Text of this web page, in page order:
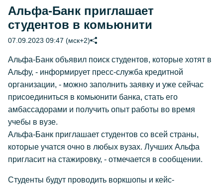
Альфа-Банк приглашает
студентов в комьюнити
07.09.2023 09:47 (мск+2)
Альфа-Банк объявил поиск студентов, которые хотят в
Альфу, - информирует пресс-служба кредитной
организации, - можно заполнить заявку и уже сейчас
присоединиться в комьюнити банка, стать его
амбассадорами и получить опыт работы во время
учебы в вузе.
Альфа-Банк приглашает студентов со всей страны,
которые учатся очно в любых вузах. Лучших Альфа
пригласит на стажировку, - отмечается в сообщении.
Студенты будут проводить воркшопы и кейс-